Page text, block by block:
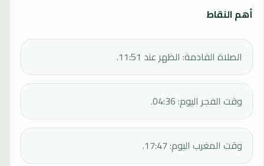
أهم النقاط
الصلاة القادمة: الظهر عند 11:51.
وقت الفجر اليوم: 04:36.
وقت المغرب اليوم: 17:47.